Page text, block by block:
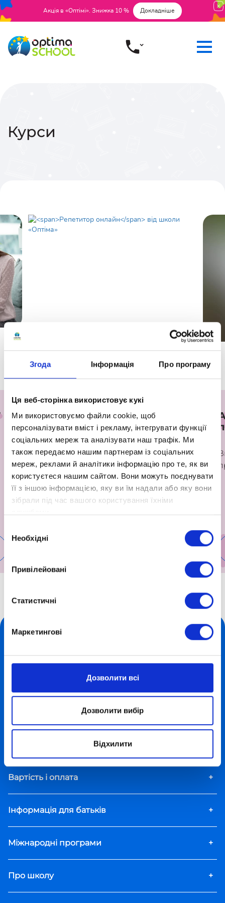
Згода Інформація Про програму
Ця веб-сторінка використовує кукі
Ми використовуємо файли cookie, щоб
персоналізувати вміст і рекламу, інтегрувати функції
соціальних мереж та аналізувати наш трафік. Ми
також передаємо нашим партнерам із соціальних
мереж, реклами й аналітики інформацію про те, як ви
користуєтеся нашим сайтом. Вони можуть поєднувати
її з іншою інформацією, яку ви їм надали або яку вони
зібрали під час вашого користування їхніми
згодиНеобхідні
Привілейовані
Статистичні
Маркетингові
Дозволити всі
Дозволити вибір
Відхилити
Акція в «Оптімі». Знижка 10 % Докладніше
Курси
Репетитор онлайнвід
школи «Оптіма»
Вартість і оплата +
Інформація для батьків +
Міжнародні програми +
Про школу +